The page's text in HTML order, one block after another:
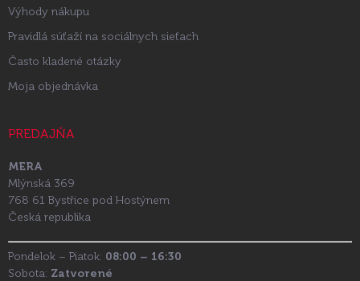
Výhody nákupu
Pravidlá súťaží na sociálnych sieťach
Často kladené otázky
Moja objednávka
PREDAJŇA
MERA
Mlýnská 369
768 61 Bystřice pod Hostýnem
Česká republika
Pondelok – Piatok: 08:00 – 16:30
Sobota: Zatvorené